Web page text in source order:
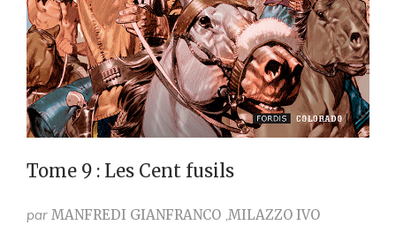
Tome 9 : Les Cent fusils
par MANFREDI GIANFRANCO MILAZZO IVO